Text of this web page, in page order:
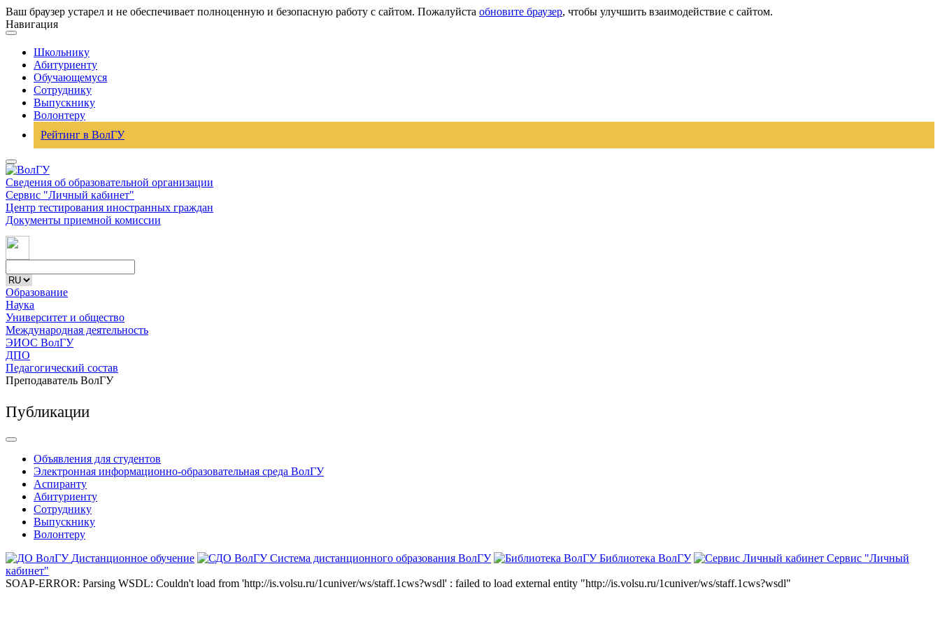
Ваш браузер устарел и не обеспечивает полноценную и безопасную работу с сайтом. Пожалуйста обновите браузер, чтобы улучшить взаимодействие с сайтом.
Навигация
Школьнику
Абитуриенту
Обучающемуся
Сотруднику
Выпускнику
Волонтеру
Рейтинг в ВолГУ
Сведения об образовательной организации
Сервис "Личный кабинет"
Центр тестирования иностранных граждан
Документы приемной комиссии
Образование
Наука
Университет и общество
Международная деятельность
ЭИОС ВолГУ
ДПО
Педагогический состав
Преподаватель ВолГУ
Публикации
Объявления для студентов
Электронная информационно-образовательная среда ВолГУ
Аспиранту
Абитуриенту
Сотруднику
Выпускнику
Волонтеру
Дистанционное обучение
Система дистанционного образования ВолГУ Библиотека ВолГУ
Сервис "Личный
кабинет"
SOAP-ERROR: Parsing WSDL: Couldn't load from 'http://is.volsu.ru/1cuniver/ws/staff.1cws?wsdl' : failed to load external entity "http://is.volsu.ru/1cuniver/ws/staff.1cws?wsdl"